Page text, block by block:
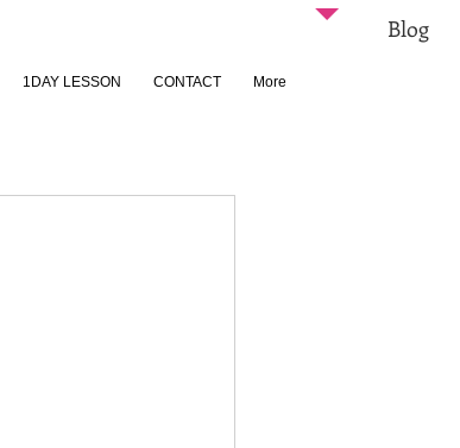
1DAY LESSON CONTACT More
Blog